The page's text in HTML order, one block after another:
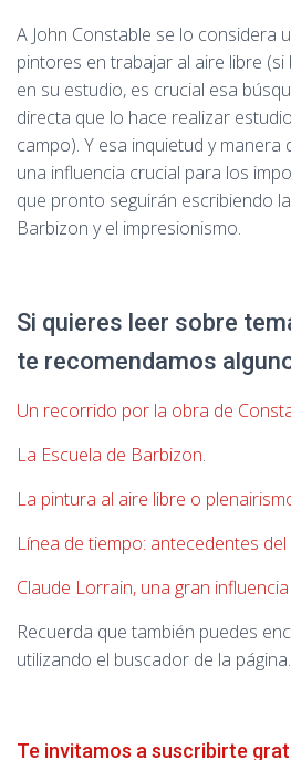
A John Constable se lo considera
pintores en trabajar al aire libre
en su estudio, es crucial esa
directa que lo hace realizar
campo). Y esa inquietud y
una influencia crucial para los
que pronto seguirán escribiendo
Barbizon y el impresionismo.
Si quieres leer sobre
te recomendamos
Un recorrido por la obra de
La Escuela de Barbizon.
La pintura al aire libre o
Línea de tiempo: antecedentes
Claude Lorrain, una gran
Recuerda que también puedes
utilizando el buscador de la página.
Te invitamos a suscribirte